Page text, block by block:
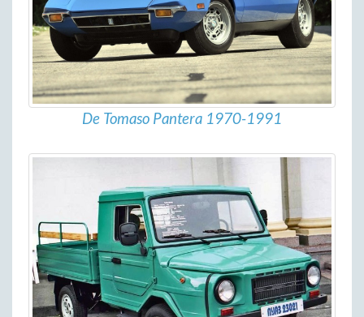
De Tomaso Pantera 1970-1991